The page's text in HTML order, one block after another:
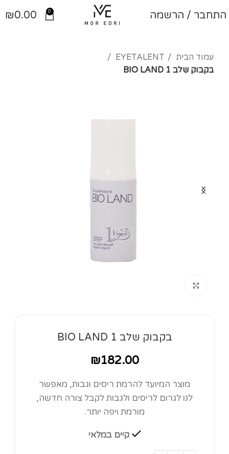
התחבר / הרשמה 0
₪0.00
עמוד הבית
EYETALENT
בקבוק שלב 1 BIO LAND
בקבוק שלב 1 BIO LAND
₪182.00
מוצר המיועד להרמת ריסים וגבות, מאפשר
לנו לגרום לריסים ולגבות לקבל צורה חדשה,
מורמת ויפה יותר.
קיים במלאי